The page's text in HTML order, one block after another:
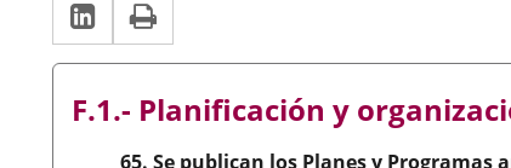
una
aplicación
externa.
una
aplicación
externa.
a
aplicación
F.1.- Planificación y
65. Se publican los Planes y